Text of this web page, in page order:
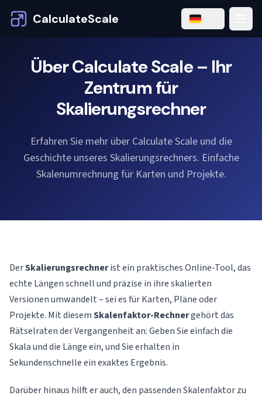
CalculateScale
Über Calculate Scale – Ihr
Zentrum für
Skalierungsrechner
Erfahren Sie mehr über Calculate Scale und die
Geschichte unseres Skalierungsrechners. Einfache
Skalenumrechnung für Karten und Projekte.
DerSkalierungsrechnerist ein praktisches Online-Tool, das
echte Längen schnell und präzise in ihre skalierten
Versionen umwandelt – sei es für Karten, Pläne oder
Projekte. Mit diesemSkalenfaktor-Rechnergehört das
Rätselraten der Vergangenheit an: Geben Sie einfach die
Skala und die Länge ein, und Sie erhalten in
Sekundenschnelle ein exaktes Ergebnis.
Darüber hinaus hilft er auch, den passenden Skalenfaktor zu